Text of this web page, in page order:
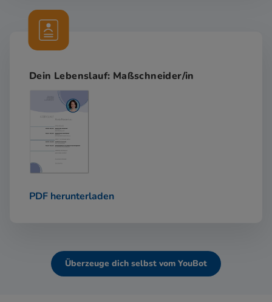
Dein Lebenslauf: Maßschneider/in
PDF herunterladen
Überzeuge dich selbst vom YouBot